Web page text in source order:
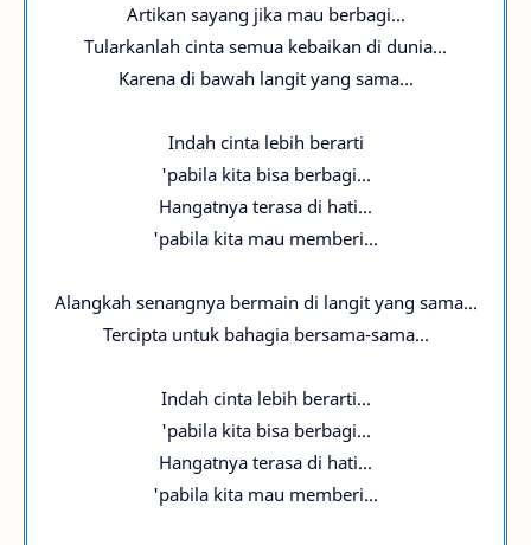
Artikan sayang jika mau berbagi...
Tularkanlah cinta semua kebaikan di dunia...
Karena di bawah langit yang sama...
Indah cinta lebih berarti
'pabila kita bisa berbagi...
Hangatnya terasa di hati...
'pabila kita mau memberi...
Alangkah senangnya bermain di langit yang sama...
Tercipta untuk bahagia bersama-sama...
Indah cinta lebih berarti...
'pabila kita bisa berbagi...
Hangatnya terasa di hati...
'pabila kita mau memberi...